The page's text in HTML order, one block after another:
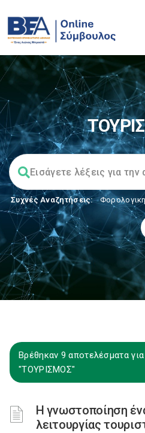
Συχνές Αναζητήσεις:
Βρέθηκαν 9 αποτελέσματα για
"ΤΟΥΡΙΣΜΟΣ"
Η γνωστοποίηση
λειτουργίας